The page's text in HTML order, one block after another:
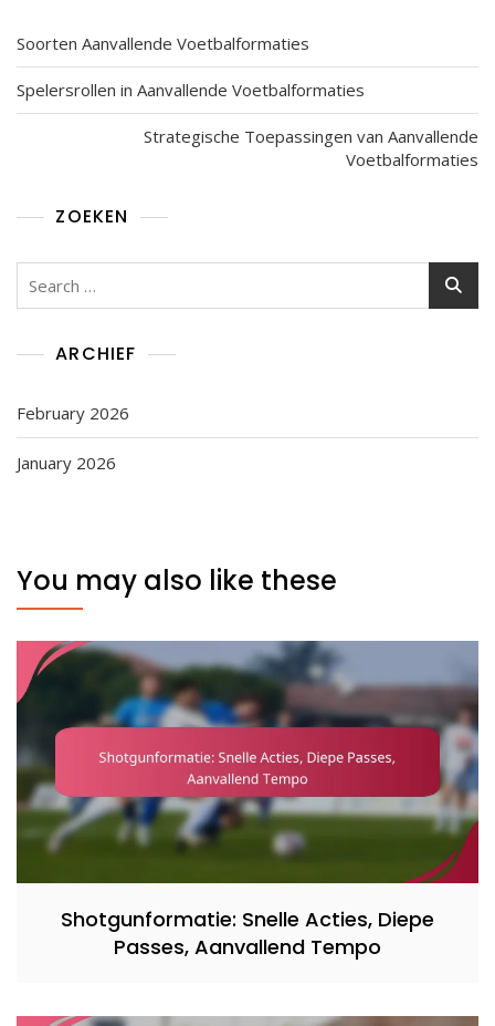
Soorten Aanvallende Voetbalformaties
Spelersrollen in Aanvallende Voetbalformaties
Strategische Toepassingen van Aanvallende
Voetbalformaties
ZOEKEN
ARCHIEF
February 2026
January 2026
You may also like these
Shotgunformatie: Snelle Acties, Diepe
Passes, Aanvallend Tempo